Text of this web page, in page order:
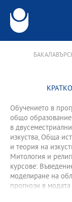
Обучението в
общо
в
изкуства, Обща
и теория на
Митология и
курсове:
моделиране на
прогнози в
обучението се